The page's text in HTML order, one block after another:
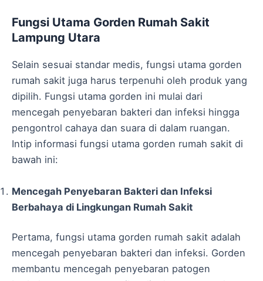
Fungsi Utama Gorden Rumah Sakit
Lampung Utara
Selain sesuai standar medis, fungsi utama gorden
rumah sakit juga harus terpenuhi oleh produk yang
dipilih. Fungsi utama gorden ini mulai dari
mencegah penyebaran bakteri dan infeksi hingga
pengontrol cahaya dan suara di dalam ruangan.
Intip informasi fungsi utama gorden rumah sakit di
bawah ini:
Mencegah Penyebaran Bakteri dan Infeksi
Berbahaya di Lingkungan Rumah Sakit
Pertama, fungsi utama gorden rumah sakit adalah
mencegah penyebaran bakteri dan infeksi. Gorden
membantu mencegah penyebaran patogen